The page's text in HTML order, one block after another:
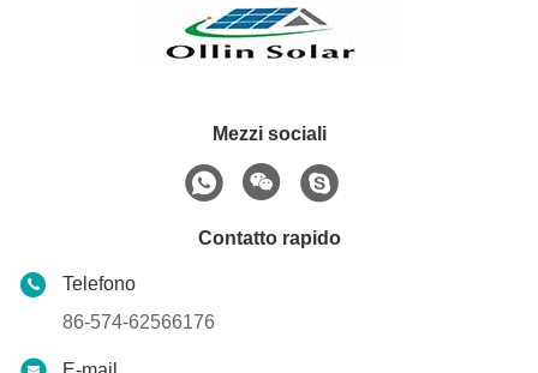
Mezzi sociali
Contatto rapido
Telefono
86-574-62566176